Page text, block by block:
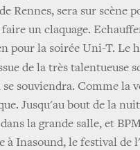
Rennes, sera sur scène
un claquage.
pour la soirée Uni-T. Le
de la très talentueuse
souviendra. Comme la
Jusqu'au bout de la
la grande salle, et
à Inasound, le festival de